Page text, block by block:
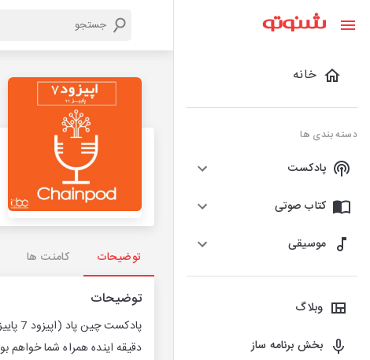
خانه
دسته بندی ها
پادکست
کتاب صوتی
موسیقی
وبلاگ
بخش برنامه ساز
توضیحات کامنت ها
توضیحات